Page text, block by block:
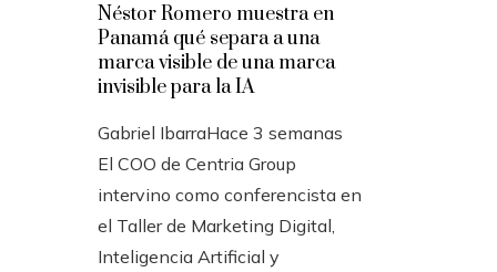
Néstor Romero muestra en
Panamá qué separa a una
marca visible de una marca
invisible para la IA
Gabriel IbarraHace 3 semanas
El COO de Centria Group
intervino como conferencista en
el Taller de Marketing Digital,
Inteligencia Artificial y